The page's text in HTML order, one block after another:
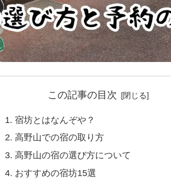
この記事の目次
宿坊とはなんぞや？
高野山での宿の取り方
高野山の宿の選び方について
おすすめの宿坊15選